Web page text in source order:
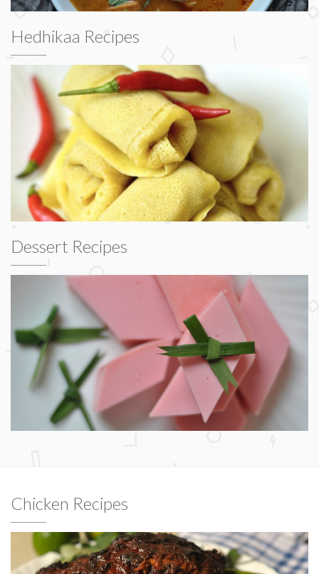
Hedhikaa Recipes
Dessert Recipes
Chicken Recipes